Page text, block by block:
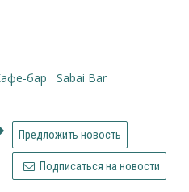
кафе-бар Sabai Bar
Предложить новость
Подписаться на новости